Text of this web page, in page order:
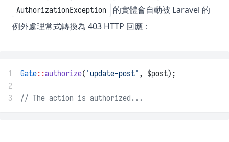
AuthorizationException
的實體會自動被 Laravel 的
例外處理常式轉換為 403 HTTP 回應：
1 Gate::authorize( 'update-post' , $post);
2
3
// The action is authorized...